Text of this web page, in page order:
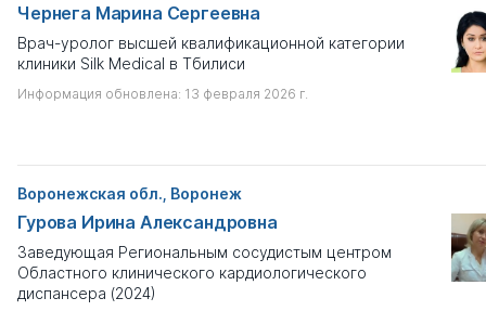
Чернега Марина Сергеевна
Врач-уролог высшей квалификационной категории
клиники Silk Medical в Тбилиси
Информация обновлена: 13 февраля 2026 г.
Воронежская обл., Воронеж
Гурова Ирина Александровна
Заведующая Региональным сосудистым центром
Областного клинического кардиологического
диспансера (2024)